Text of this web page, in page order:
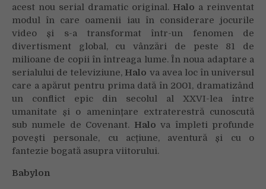
acest nou serial dramatic original. Halo a reinventat
modul în care oamenii iau în considerare jocurile
video și s-a transformat într-un fenomen de
divertisment global, cu vânzări de peste 81 de
milioane de copii în întreaga lume. În noua adaptare a
serialului de televiziune, Halo va avea loc în universul
care a apărut pentru prima dată în 2001, dramatizând
un conflict epic din secolul al XXVI-lea între
umanitate și o amenințare extraterestră cunoscută
sub numele de Covenant. Halo va împleti profunde
povești personale, cu acțiune, aventură și cu o
fantezie bogată asupra viitorului.
Babylon